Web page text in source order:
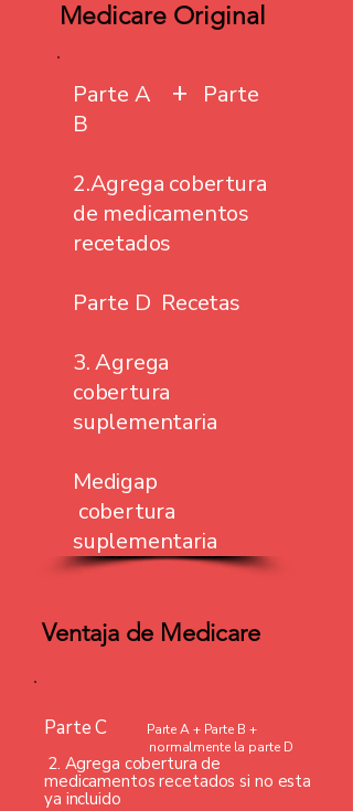
Medicare Original
Parte A +
Parte
B
2.Agrega cobertura
de medicamentos
recetados
Parte D Recetas
3. Agrega
cobertura
suplementaria
Medigap
cobertura
suplementaria
Ventaja de Medicare
Parte C
Parte A + Parte B +
normalmente la parte D
2. Agrega cobertura de
medicamentos recetados si no esta
ya incluido